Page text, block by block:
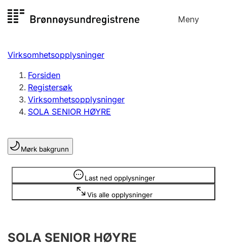
til
Meny
Registersøk
Aksjeselskap
Enkeltpersonforetak
Registrere, endre, slette
Lag og forening
Registrere, endre, slette
Årsregnskap
Virksomhetsopplysninger
Forsiden
Registersøk
Virksomhetsopplysninger
SOLA SENIOR HØYRE
Mørk bakgrunn
Last ned opplysninger
Vis alle opplysninger
Opplysninger er skjult
SOLA SENIOR HØYRE